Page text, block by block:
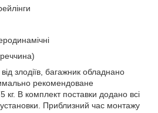
злодіїв, багажник обладнано
рекомендоване
кг. В комплект поставки додано всі
Приблизний час монтажу